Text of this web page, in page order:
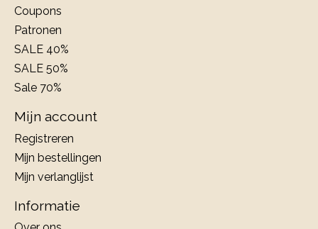
Coupons
Patronen
SALE 40%
SALE 50%
Sale 70%
Mijn account
Registreren
Mijn bestellingen
Mijn verlanglijst
Informatie